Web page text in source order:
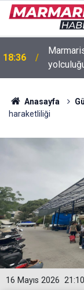
16:35
Bakan
Anasayfa
haraketliliği
21:10
16 Mayıs 2026